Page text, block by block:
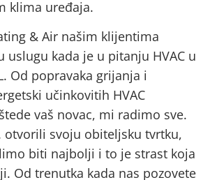
klima uređaja.
& Air našim klijentima
kada je u pitanju HVAC u
Od popravaka grijanja i
učinkovitih HVAC
vaš novac, mi radimo sve.
otvorili svoju obiteljsku tvrtku,
biti najbolji i to je strast koja
Od trenutka kada nas pozovete